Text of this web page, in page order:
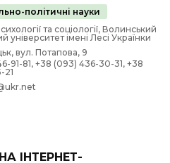
політичні науки
та соціології, Волинський
університет імені Лесі Українки
вул. Потапова, 9
91-81, +38 (093) 436-30-31, +38
21
ІНТЕРНЕТ-